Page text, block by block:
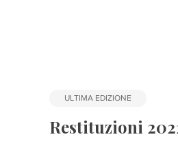
ULTIMA EDIZIONE
Restituzioni